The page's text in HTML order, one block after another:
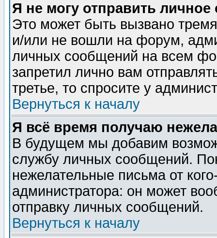
Я не могу отправить
Это может быть вызвано
и/или не вошли на форум,
личных сообщений на всем
запретил лично вам
третье, то спросите у
Вернуться к началу
Я всё время получаю
В будущем мы добавим
службу личных сообщений.
нежелательные письма от
администратора: он может
отправку личных сообщений.
Вернуться к началу